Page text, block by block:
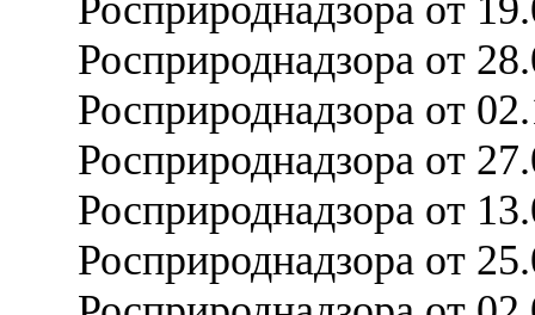
Росприроднадзора от
Росприроднадзора от
Росприроднадзора от
Росприроднадзора от
Росприроднадзора от